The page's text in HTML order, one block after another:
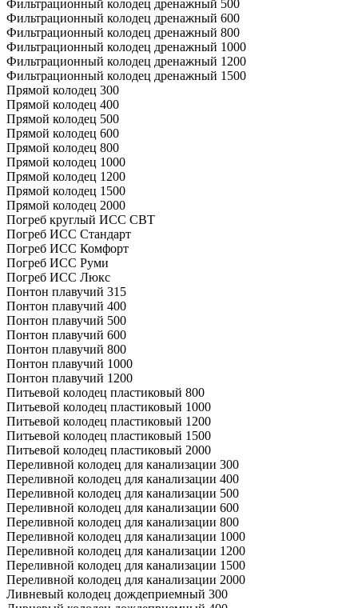
Фильтрационный колодец дренажный 500
Фильтрационный колодец дренажный 600
Фильтрационный колодец дренажный 800
Фильтрационный колодец дренажный 1000
Фильтрационный колодец дренажный 1200
Фильтрационный колодец дренажный 1500
Прямой колодец 300
Прямой колодец 400
Прямой колодец 500
Прямой колодец 600
Прямой колодец 800
Прямой колодец 1000
Прямой колодец 1200
Прямой колодец 1500
Прямой колодец 2000
Погреб круглый ИСС СВТ
Погреб ИСС Стандарт
Погреб ИСС Комфорт
Погреб ИСС Руми
Погреб ИСС Люкс
Понтон плавучий 315
Понтон плавучий 400
Понтон плавучий 500
Понтон плавучий 600
Понтон плавучий 800
Понтон плавучий 1000
Понтон плавучий 1200
Питьевой колодец пластиковый 800
Питьевой колодец пластиковый 1000
Питьевой колодец пластиковый 1200
Питьевой колодец пластиковый 1500
Питьевой колодец пластиковый 2000
Переливной колодец для канализации 300
Переливной колодец для канализации 400
Переливной колодец для канализации 500
Переливной колодец для канализации 600
Переливной колодец для канализации 800
Переливной колодец для канализации 1000
Переливной колодец для канализации 1200
Переливной колодец для канализации 1500
Переливной колодец для канализации 2000
Ливневый колодец дождеприемный 300